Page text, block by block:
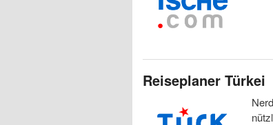
Reiseplaner Türkei